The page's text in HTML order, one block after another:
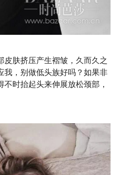
皮肤挤压产生褶皱，久而久之
我，别做低头族好吗？如果非
时抬起头来伸展放松颈部，